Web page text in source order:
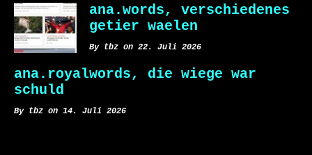
ana.words, verschiedenes
getier waelen
By tbz on 22. Juli 2026
ana.royalwords, die wiege war
schuld
By tbz on 14. Juli 2026